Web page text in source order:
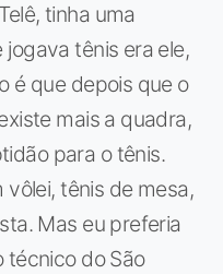
tinha uma
tênis era ele,
é que depois que o
mais a quadra,
para o tênis.
vôlei, tênis de mesa,
Mas eu preferia
técnico do São